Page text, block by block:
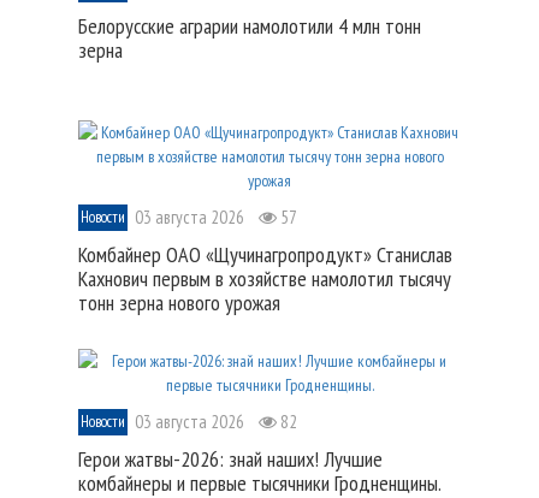
Белорусские аграрии намолотили 4 млн тонн
зерна
Новости 03 августа 2026 57
Комбайнер ОАО «Щучинагропродукт» Станислав
Кахнович первым в хозяйстве намолотил тысячу
тонн зерна нового урожая
Новости 03 августа 2026 82
Герои жатвы-2026: знай наших! Лучшие
комбайнеры и первые тысячники Гродненщины.